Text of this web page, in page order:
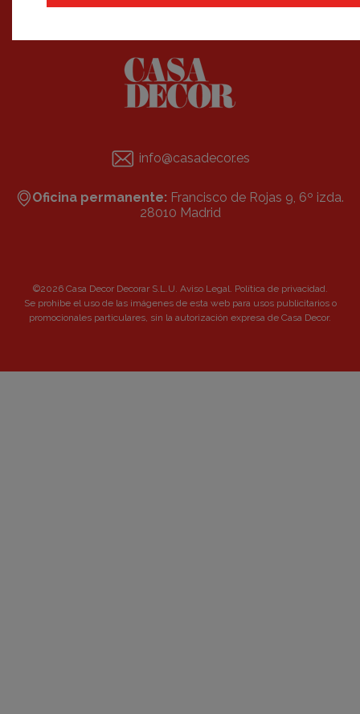
info@casadecor.es
Oficina permanente: Francisco de Rojas 9, 6º izda.
28010 Madrid
©2026 Casa Decor Decorar S.L.U. Aviso Legal. Política de privacidad.
Se prohibe el uso de las imágenes de esta web para usos publicitarios o
promocionales particulares, sin la autorización expresa de Casa Decor.